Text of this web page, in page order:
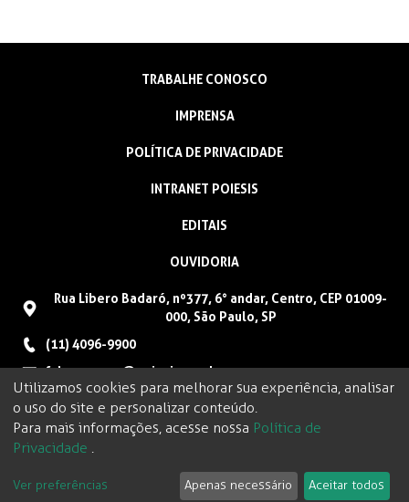
TRABALHE CONOSCO
IMPRENSA
POLÍTICA DE PRIVACIDADE
INTRANET POIESIS
EDITAIS
OUVIDORIA
Rua Libero Badaró, nº377, 6° andar, Centro, CEP 01009-
000, São Paulo, SP
(11) 4096-9900
faleconosco@poiesis.org.br
Utilizamos cookies para melhorar sua experiência, analisar
o uso do site e personalizar conteúdo.
Para mais informações, acesse nossa Política de
Privacidade .
Ver preferências Apenas necessário Aceitar todos